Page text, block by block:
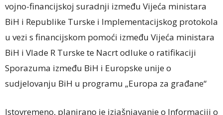
vojno-financijskoj suradnji između Vijeća ministara
BiH i Republike Turske i Implementacijskog protokola
u vezi s financijskom pomoći između Vijeća ministara
BiH i Vlade R Turske te Nacrt odluke o ratifikaciji
Sporazuma između BiH i Europske unije o
sudjelovanju BiH u programu „Europa za građane“
Istovremeno, planirano je izjašnjavanje o Informaciji o